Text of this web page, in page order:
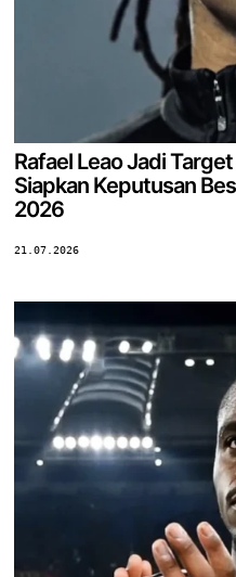
Rafael Leao Jadi
Siapkan Keputusan
2026
21.07.2026